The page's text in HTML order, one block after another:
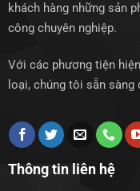
khách hàng những sản
công chuyên nghiệp.
Với các phương tiện
loại, chúng tôi sẵn sàng
Thông tin liên hệ